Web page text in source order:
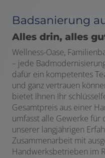
Badsanierung
Alles drin, alles
Wellness-Oase,
– jede
dafür ein kompetentes
und ganz vertrauen
bietet Ihnen Ihr
Gesamtpreis aus einer
umfasst alle Gewerke für
unserer langjährigen
Zusammenarbeit mit
Handwerksbetrieben im